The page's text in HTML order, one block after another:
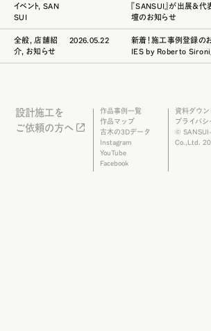
イベント, SAN
SUI
『SANSUI』が出展＆代
壇のお知らせ
全般, 店舗紹
介,お知らせ
2026.05.22
新着！施工事例登録の
IES by Roberto Sironi』
設計施工を
ご依頼の方へ
作品事例一覧
作品マップ
古木の3Dデータ
Instagram
YouTube
Facebook
資料ダウン
プライバシ
©
Co.,Ltd.